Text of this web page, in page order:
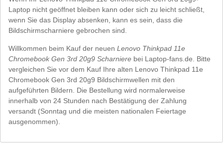
Laptop nicht geöffnet bleiben kann oder sich zu leicht schließt,
wenn Sie das Display absenken, kann es sein, dass die
Bildschirmscharniere gebrochen sind.
Willkommen beim Kauf der neuen Lenovo Thinkpad 11e
Chromebook Gen 3rd 20g9 Scharniere bei Laptop-fans.de. Bitte
vergleichen Sie vor dem Kauf Ihre alten Lenovo Thinkpad 11e
Chromebook Gen 3rd 20g9 Bildschirmwellen mit den
aufgeführten Bildern. Die Bestellung wird normalerweise
innerhalb von 24 Stunden nach Bestätigung der Zahlung
versandt (Sonntag und die meisten nationalen Feiertage
ausgenommen).